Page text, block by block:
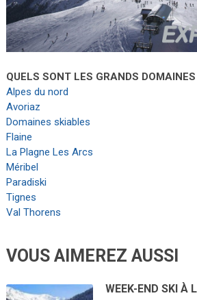
QUELS SONT LES GRANDS
Alpes du nord
Avoriaz
Domaines skiables
Flaine
La Plagne Les Arcs
Méribel
Paradiski
Tignes
Val Thorens
VOUS AIMEREZ AUSSI
WEEK-END SKI À